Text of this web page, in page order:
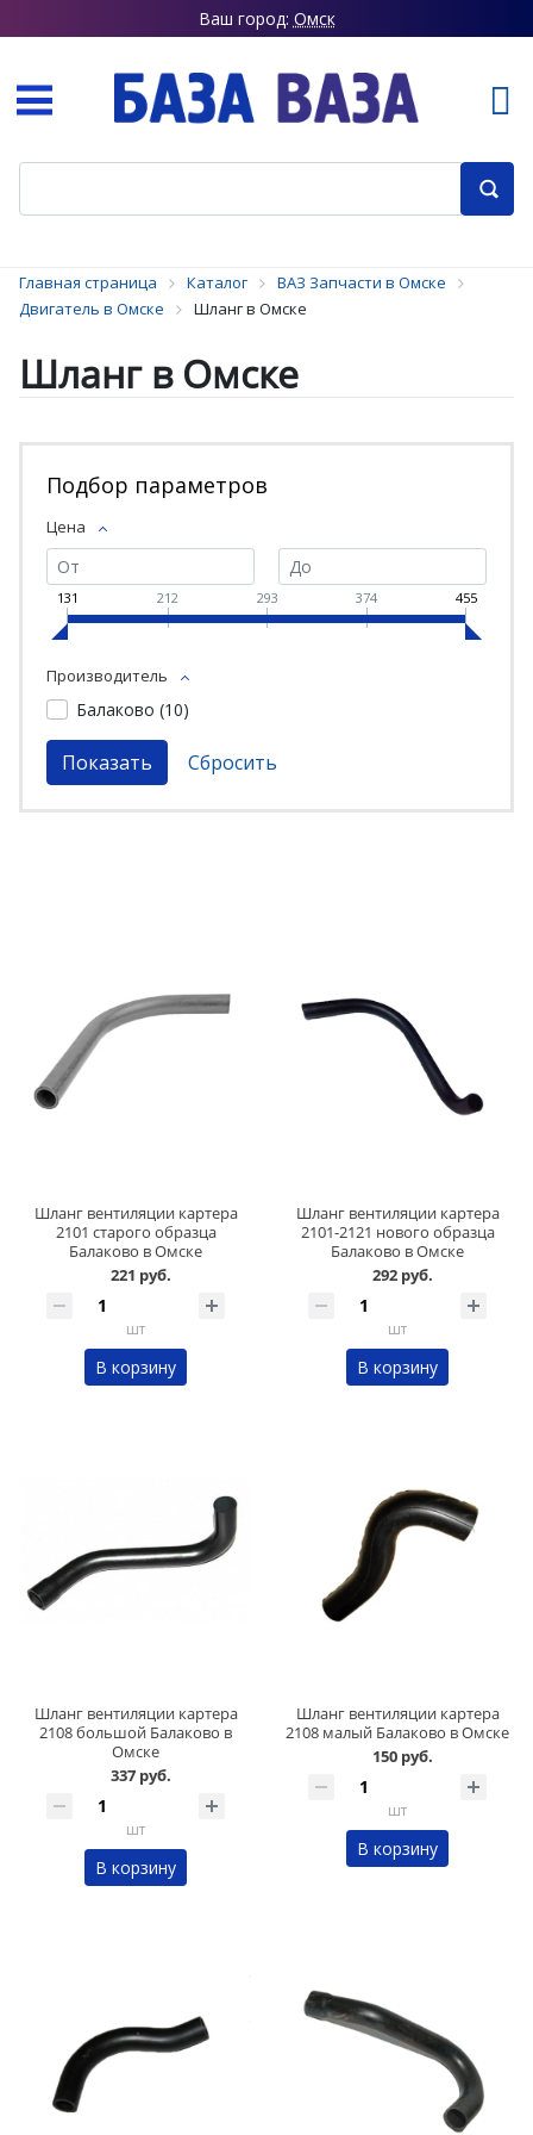
Ваш город: Омск
Главная страница Каталог
ВАЗ Запчасти в Омске
Двигатель в Омске
Шланг в Омске
Шланг в Омске
Подбор параметров
Цена
131 212 293 374 455
Производитель
Балаково (10)
Шланг вентиляции картера
2101 старого образца
Балаково в Омске
221 руб.
шт
В корзину
Шланг вентиляции картера
2101-2121 нового образца
Балаково в Омске
292 руб.
шт
В корзину
Шланг вентиляции картера
2108 большой Балаково в
Омске
337 руб.
шт
В корзину
Шланг вентиляции картера
2108 малый Балаково в Омске
150 руб.
шт
В корзину